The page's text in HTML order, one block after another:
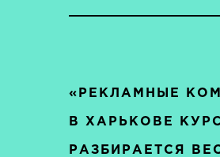
«РЕКЛАМНЫЕ
В ХАРЬКОВЕ
РАЗБИРАЕТСЯ